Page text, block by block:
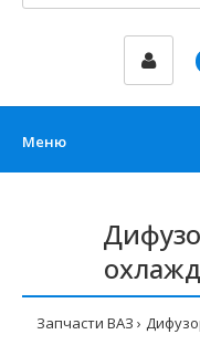
Меню
Запчасти ВАЗ